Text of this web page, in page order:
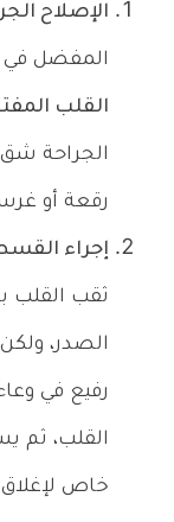
الإصلاح
المفضل في
القلب
الجراحة
رقعة أو
إجراء
ثقب القلب بـ
الصدر،
رفيع في
القلب، ثم
خاص